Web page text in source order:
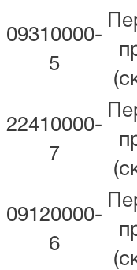
09310000-
5
22410000-
7
09120000-
6